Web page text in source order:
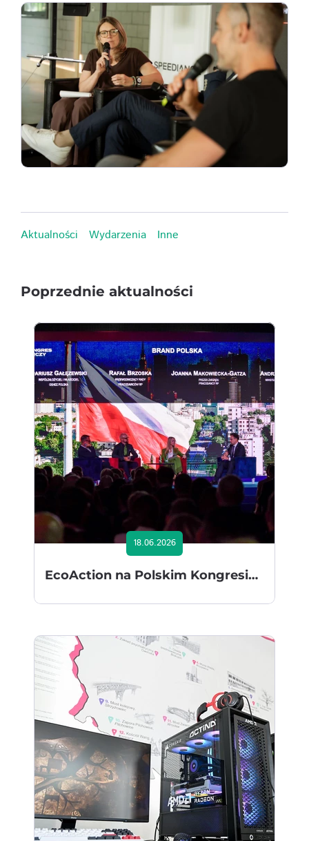
Aktualności Wydarzenia Inne
Poprzednie aktualności
18.06.2026
EcoAction na Polskim Kongresie Gospodarczym